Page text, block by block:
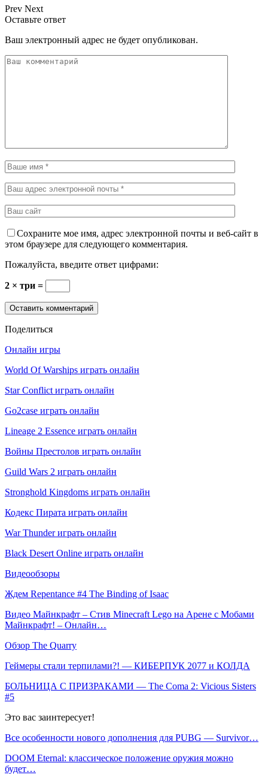
Prev Next
Оставьте ответ
Ваш электронный адрес не будет опубликован.
Сохраните мое имя, адрес электронной почты и веб-сайт в
этом браузере для следующего комментария.
Пожалуйста, введите ответ цифрами:
2 × три =
Поделиться
Онлайн игры
World Of Warships играть онлайн
Star Conflict играть онлайн
Go2case играть онлайн
Lineage 2 Essence играть онлайн
Войны Престолов играть онлайн
Guild Wars 2 играть онлайн
Stronghold Kingdoms играть онлайн
Кодекс Пирата играть онлайн
War Thunder играть онлайн
Black Desert Online играть онлайн
Видеообзоры
Ждем Repentance #4 The Binding of Isaac
Видео Майнкрафт – Стив Minecraft Lego на Арене с Мобами
Майнкрафт! – Онлайн…
Обзор The Quarry
Геймеры стали терпилами?! — КИБЕРПУК 2077 и КОЛДА
БОЛЬНИЦА С ПРИЗРАКАМИ — The Coma 2: Vicious Sisters
#5
Это вас заинтересует!
Все особенности нового дополнения для PUBG — Survivor…
DOOM Eternal: классическое положение оружия можно
будет…